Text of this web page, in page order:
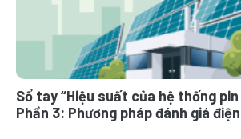
Sổ tay “Hiệu suất của hệ thống pin
Phần 3: Phương pháp đánh giá